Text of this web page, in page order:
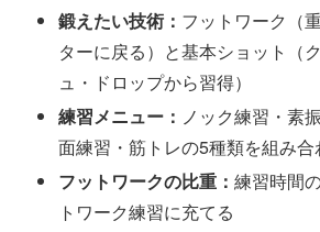
鍛えたい技術： フットワーク（
ターに戻る）と基本ショット（
ュ・ドロップから習得）
練習メニュー： ノック練習・素
面練習・筋トレの5種類を組み合
フットワークの比重：練習時間
トワーク練習に充てる